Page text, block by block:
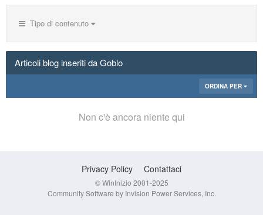
Tipo di contenuto
Articoli blog inseriti da Goblo
ORDINA PER
Non c'è ancora niente qui
Privacy Policy Contattaci
© WinInizio 2001-2025
Community Software by Invision Power Services, Inc.